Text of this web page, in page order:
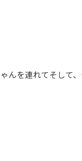
んを連れてそして